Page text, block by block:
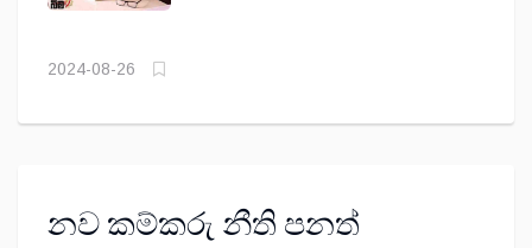
2024-08-26
නව කම්කරු නීති පනත්